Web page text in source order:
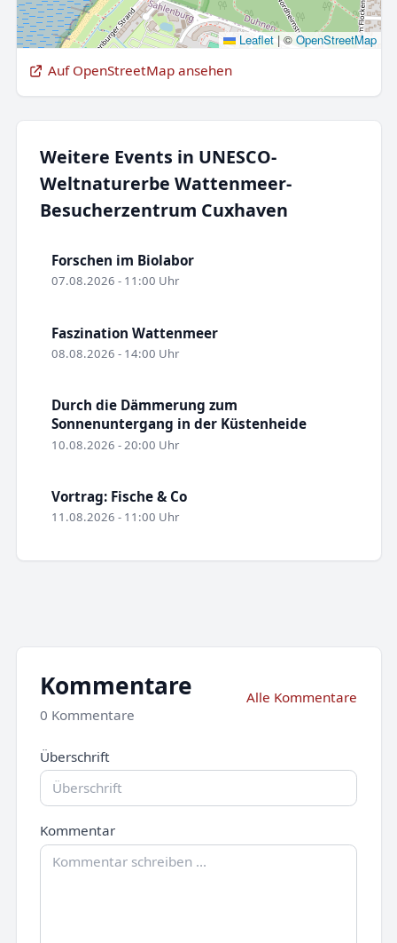
Leaflet |© OpenStreetMap
Auf OpenStreetMap ansehen
Weitere Events in UNESCO-
Weltnaturerbe Wattenmeer-
Besucherzentrum Cuxhaven
Forschen im Biolabor
07.08.2026 - 11:00 Uhr
Faszination Wattenmeer
08.08.2026 - 14:00 Uhr
Durch die Dämmerung zum
Sonnenuntergang in der Küstenheide
10.08.2026 - 20:00 Uhr
Vortrag: Fische & Co
11.08.2026 - 11:00 Uhr
Kommentare
0 Kommentare
Alle Kommentare
Überschrift
Kommentar